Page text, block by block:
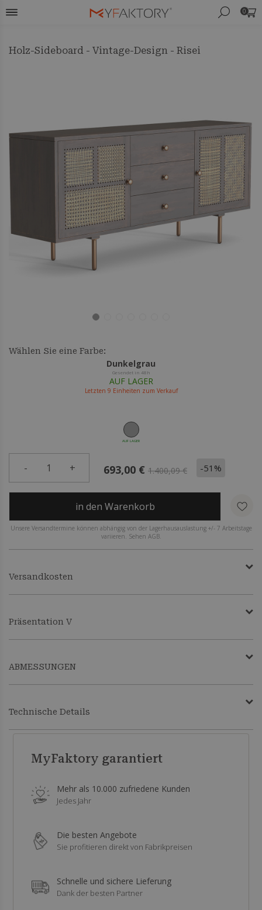
0
Holz-Sideboard - Vintage-Design - Risei
Wählen Sie eine Farbe:
Dunkelgrau
Gesendet in 48h
AUF LAGER
Letzten 9 Einheiten zum Verkauf
AUF LAGER
- 1 + 693,00 € 1.400,09 € -51%
in den Warenkorb
Unsere Versandtermine können abhängig von der Lagerhausauslastung +/- 7 Arbeitstage
variieren. Sehen AGB.
Versandkosten
Präsentation V
ABMESSUNGEN
Technische Details
MyFaktory garantiert
Mehr als 10.000 zufriedene Kunden
Jedes Jahr
Die besten Angebote
Sie profitieren direkt von Fabrikpreisen
Schnelle und sichere Lieferung
Dank der besten Partner